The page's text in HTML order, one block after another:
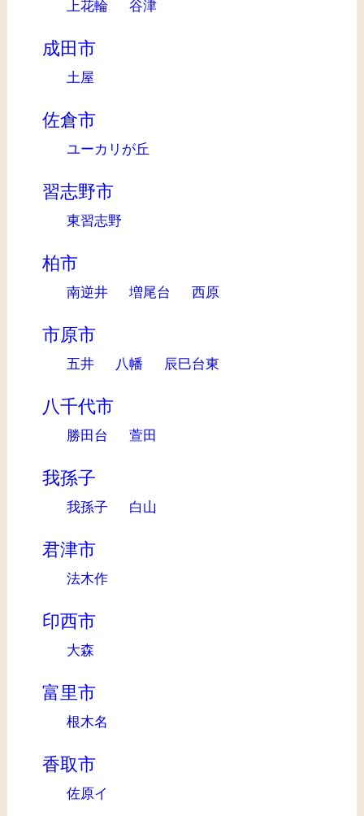
上花輪 谷津
成田市
土屋
佐倉市
ユーカリが丘
習志野市
東習志野
柏市
南逆井 増尾台 西原
市原市
五井 八幡 辰巳台東
八千代市
勝田台 萱田
我孫子
我孫子 白山
君津市
法木作
印西市
大森
富里市
根木名
香取市
佐原イ